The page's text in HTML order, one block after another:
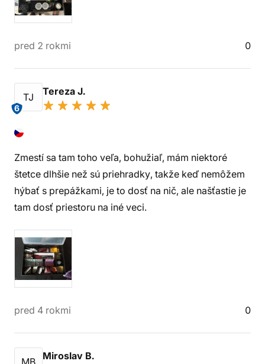
pred 2 rokmi 0
TJ
6
Tereza J.
Zmestí sa tam toho veľa, bohužiaľ, mám niektoré
štetce dlhšie než sú priehradky, takže keď nemôžem
hýbať s prepážkami, je to dosť na nič, ale našťastie je
tam dosť priestoru na iné veci.
pred 4 rokmi 0
MB Miroslav B.